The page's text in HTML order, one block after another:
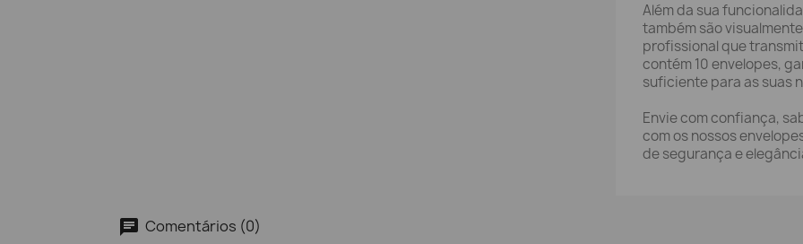
Além da sua
também são
profissional que
contém 10 envelopes,
suficiente para as suas
Envie com confiança,
com os nossos
de segurança e
Comentários (0)